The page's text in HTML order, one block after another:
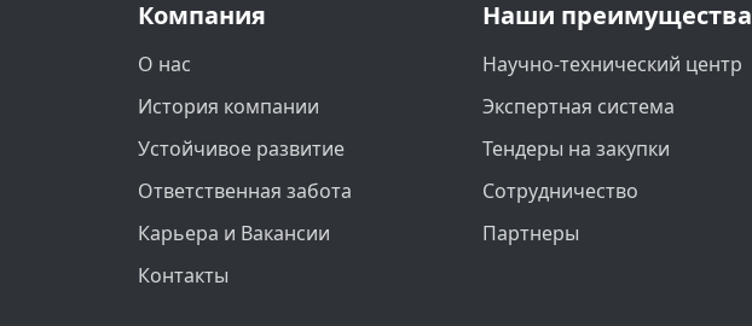
Компания
О нас
История компании
Устойчивое развитие
Ответственная забота
Карьера и Вакансии
Контакты
Наши преимущества
Научно-технический центр
Экспертная система
Тендеры на закупки
Сотрудничество
Партнеры